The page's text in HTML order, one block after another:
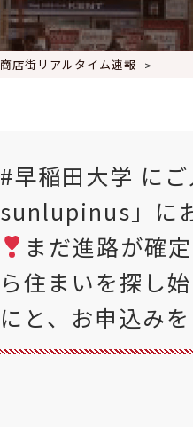
商店街リアルタイム速報
#早稲田大学 に
sunlupinus」に
まだ進路が確
ら住まいを探し
にと、お申込み